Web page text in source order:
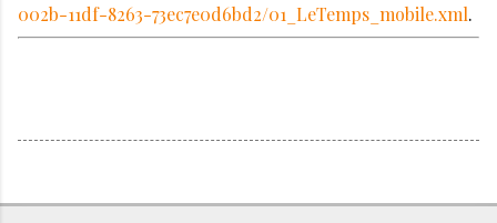
002b-11df-8263-73ec7e0d6bd2/01_LeTemps_mobile.xml.